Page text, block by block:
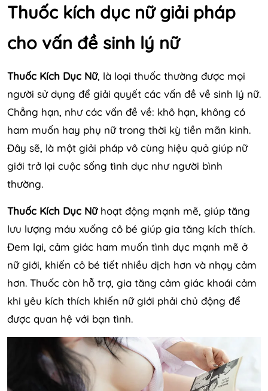
Thuốc kích dục nữ giải pháp
cho vấn đề sinh lý nữ
Thuốc Kích Dục Nữ, là loại thuốc thường được mọi
người sử dụng để giải quyết các vấn đề về sinh lý nữ.
Chẳng hạn, như các vấn đề về: khô hạn, không có
ham muốn hay phụ nữ trong thời kỳ tiền mãn kinh.
Đây sẽ, là một giải pháp vô cùng hiệu quả giúp nữ
giới trở lại cuộc sống tình dục như người bình
thường.
Thuốc Kích Dục Nữhoạt động mạnh mẽ, giúp tăng
lưu lượng máu xuống cô bé giúp gia tăng kích thích.
Đem lại, cảm giác ham muốn tình dục mạnh mẽ ở
nữ giới, khiến cô bé tiết nhiều dịch hơn và nhạy cảm
hơn. Thuốc còn hỗ trợ, gia tăng cảm giác khoái cảm
khi yêu kích thích khiến nữ giới phải chủ động để
được quan hệ với bạn tình.